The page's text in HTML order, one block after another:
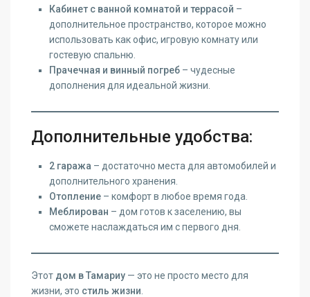
Кабинет с ванной комнатой и террасой –
дополнительное пространство, которое можно
использовать как офис, игровую комнату или
гостевую спальню.
Прачечная и винный погреб – чудесные
дополнения для идеальной жизни.
Дополнительные удобства:
2 гаража – достаточно места для автомобилей и
дополнительного хранения.
Отопление – комфорт в любое время года.
Меблирован – дом готов к заселению, вы
сможете наслаждаться им с первого дня.
Этот дом в Тамариу — это не просто место для
жизни, это стиль жизни